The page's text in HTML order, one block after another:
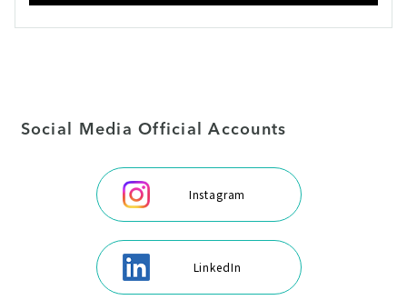
Social Media Official Accounts
Instagram
LinkedIn